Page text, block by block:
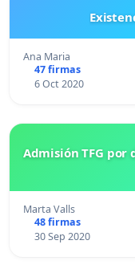
Ana Maria
47 firmas
6 Oct 2020
Admisión TFG por
Marta Valls
48 firmas
30 Sep 2020